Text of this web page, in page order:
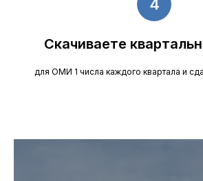
Скачиваете
для ОМИ 1 числа каждого квартала и